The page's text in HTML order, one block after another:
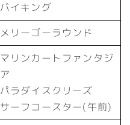
バイキング
メリーゴーラウンド
マリンカートファンタジ
ア
パラダイスクリーズ
サーフコースター(午前)